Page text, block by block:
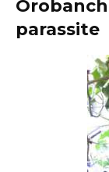
parassite